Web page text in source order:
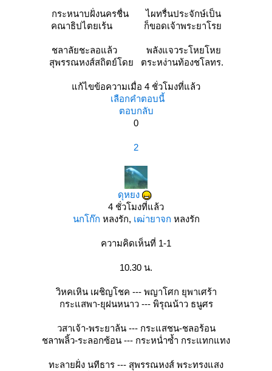
กระหนาบฝั่งนครชื่น ไผทรื่นประจักษ์เป็น
คณาธิปไตยเร้น ก็ขอดเจ้าพระยาโร
ชลาลัยชะลอแล้ว พลังแจวระโหยโห
สุพรรณหงส์สถิตย์โดย ตระหง่านท้องชโลทร.
ก้ไขข้อความเมื่อ 4 ชั่วโมงที่แล้ว
เลือกคำตอบนี้
ตอบกลับ
0
2
ดุหยง
4 ชั่วโมงที่แล้ว
นกโก๊ก หลงรัก, เฒ่ายาจก หลงรัก
ความคิดเห็นที่ 1-1
10.30 น.
วิหคเหิน เผชิญโชค --- พญาโศก ยุพาเศร้า
กระแสพา-ยุฝนหนาว --- พิรุณน้าว ธนูศร
วสาเจ้า-พระยาล้น --- กระแสชน-ชลอร้อน
ชลาพลิ้ว-ระลอกซ้อน --- กระหน่ำซ้ำ กระแทกแทง
ทะลายฝั่ง นทีธาร --- สุพรรณหงส์ พระทรงแสง